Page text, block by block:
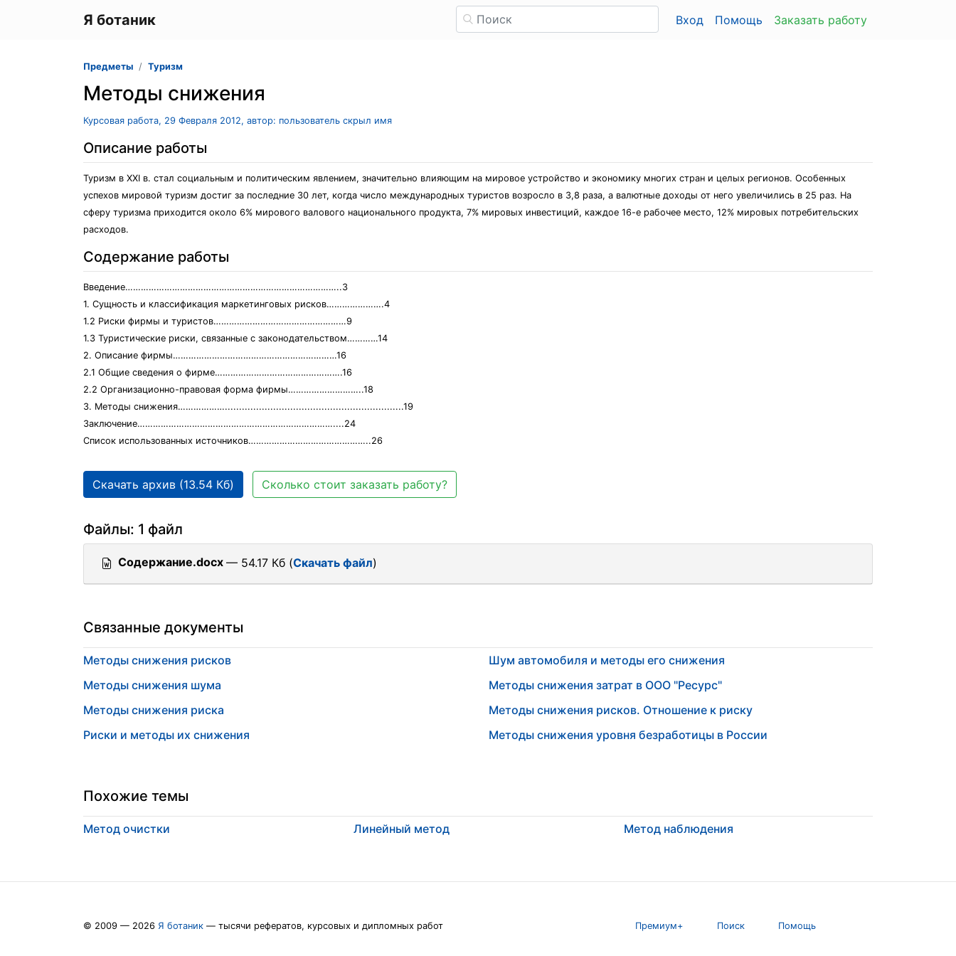
Я ботаник Вход Помощь Заказать работу
Предметы Туризм
Методы снижения
Курсовая работа, 29 Февраля 2012, автор: пользователь скрыл имя
Описание работы
Туризм в XXI в. стал социальным и политическим явлением, значительно влияющим на мировое устройство и экономику многих стран и целых регионов. Особенных
успехов мировой туризм достиг за последние 30 лет, когда число международных туристов возросло в 3,8 раза, а валютные доходы от него увеличились в 25 раз. На
сферу туризма приходится около 6% мирового валового национального продукта, 7% мировых инвестиций, каждое 16-е рабочее место, 12% мировых потребительских
расходов.
Содержание работы
Введение………………………………………………………………………..3
1. Сущность и классификация маркетинговых рисков………………….4
1.2 Риски фирмы и туристов……………………………………………9
1.3 Туристические риски, связанные с законодательством…………14
2. Описание фирмы………………………………………………………16
2.1 Общие сведения о фирме………………………………………….16
2.2 Организационно-правовая форма фирмы………………………..18
3. Методы снижения………………...............................................................19
Заключение…………………………………………………………………....24
Список использованных источников………………………………………..26
Скачать архив (13.54 Кб) Сколько стоит заказать работу?
Файлы: 1 файл
Содержание.docx — 54.17 Кб (Скачать файл)
Связанные документы
Методы снижения рисков
Методы снижения шума
Методы снижения риска
Риски и методы их снижения
Шум автомобиля и методы его снижения
Методы снижения затрат в ООО "Ресурс"
Методы снижения рисков. Отношение к риску
Методы снижения уровня безработицы в России
Похожие темы
Метод очистки Линейный метод Метод наблюдения
© 2009 — 2026 Я ботаник — тысячи рефератов, курсовых и дипломных работ Премиум+ Поиск Помощь